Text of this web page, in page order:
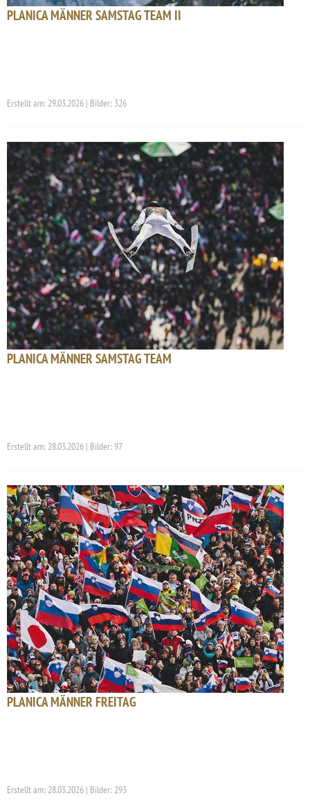
PLANICA MÄNNER SAMSTAG TEAM II
Erstellt am: 29.03.2026 | Bilder: 326
PLANICA MÄNNER SAMSTAG TEAM
Erstellt am: 28.03.2026 | Bilder: 97
PLANICA MÄNNER FREITAG
Erstellt am: 28.03.2026 | Bilder: 293